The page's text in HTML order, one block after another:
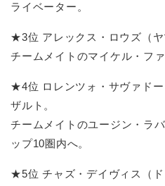
ライベーター。
★3位 アレックス・ロウズ（ヤ
チームメイトのマイケル・フ
★4位 ロレンツォ・サヴァド
ザルト。
チームメイトのユージン・ラ
ップ10圏内へ。
★5位 チャズ・デイヴィス（ド